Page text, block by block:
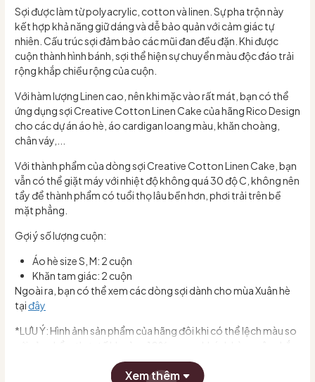
Sợi được làm từ polyacrylic, cotton và linen. Sự pha trộn này
kết hợp khả năng giữ dáng và dễ bảo quản với cảm giác tự
nhiên. Cấu trúc sợi đảm bảo các mũi đan đều đặn. Khi được
cuộn thành hình bánh, sợi thể hiện sự chuyển màu độc đáo trải
rộng khắp chiều rộng của cuộn.
Với hàm lượng Linen cao, nên khi mặc vào rất mát, bạn có thể
ứng dụng sợi Creative Cotton Linen Cake của hãng Rico Design
cho các dự án áo hè, áo cardigan loang màu, khăn choàng,
chân váy,...
Với thành phẩm của dòng sợi Creative Cotton Linen Cake, bạn
vẫn có thể giặt máy với nhiệt độ không quá 30 độ C, không nên
tẩy để thành phẩm có tuổi thọ lâu bền hơn, phơi trải trên bề
mặt phẳng.
Gợi ý số lượng cuộn:
Áo hè size S, M: 2 cuộn
Khăn tam giác: 2 cuộn
Ngoài ra, bạn có thể xem các dòng sợi dành cho mùa Xuân hè
tạiđây
*LƯU Ý: Hình ảnh sản phẩm của hãng đôi khi có thể lệch màu so
trước khi chọn màu hoặc có thể nhắn tin trực tiếp cho shop để
shop hỗ trợ mình chọn đúng màu ạ.
Xem thêm